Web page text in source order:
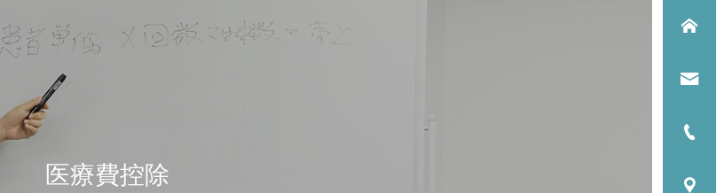
算相談｜税理
タイミング を
しない契約方法 をわかりや
すく解説
歯科医院の税理士変更｜引
医療費控除